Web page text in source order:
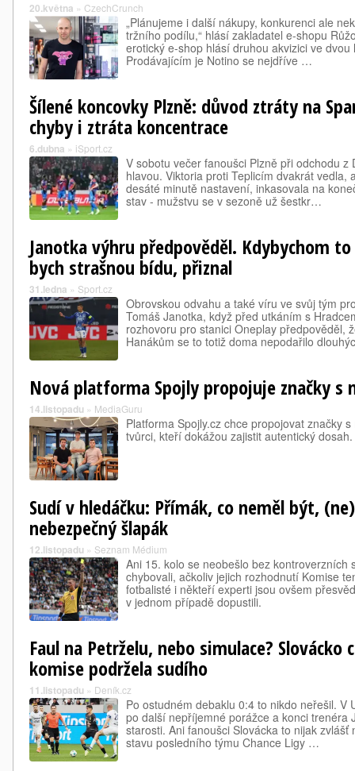
20.května » CzechCrunch
„Plánujeme i další nákupy, konkurenci ale
tržního podílu,“ hlásí zakladatel e-shopu
erotický e-shop hlásí druhou akvizici ve
Prodávajícím je Notino se nejdříve …
Šílené koncovky Plzně: důvod ztráty na
chyby i ztráta koncentrace
6.dubna » iSport.cz
V sobotu večer fanoušci Plzně při odchodu z
hlavou. Viktoria proti Teplicím dvakrát vedla,
desáté minutě nastavení, inkasovala na
stav - mužstvu se v sezoně už šestkr…
Janotka výhru předpověděl. Kdybychom
bych strašnou bídu, přiznal
31.ledna » Sport.cz
Obrovskou odvahu a také víru ve svůj tým
Tomáš Janotka, když před utkáním s
rozhovoru pro stanici Oneplay předpověděl,
Hanákům se to totiž doma nepodařilo
Nová platforma Spojly propojuje značky s
14.listopadu » MediaGuru
Platforma Spojly.cz chce propojovat značky
tvůrci, kteří dokážou zajistit autentický dosah.
Sudí v hledáčku: Přímák, co neměl být,
nebezpečný šlapák
12.listopadu » Seznam Médium
Ani 15. kolo se neobešlo bez kontroverzních
chybovali, ačkoliv jejich rozhodnutí Komise
fotbalisté i někteří experti jsou ovšem
v jednom případě dopustili.
Faul na Petrželu, nebo simulace? Slovácko
komise podržela sudího
11.listopadu » Deník.cz
Po ostudném debaklu 0:4 to nikdo neřešil. V
po další nepříjemné porážce a konci trenéra
starosti. Ani fanoušci Slovácka to nijak zvlášť
stavu posledního týmu Chance Ligy …